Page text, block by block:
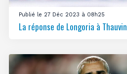
Publié le 27 Déc 2023 à 08h25
La réponse de Longoria à Thauvin